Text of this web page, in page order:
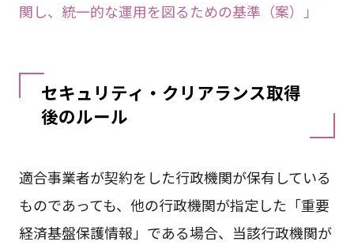
関し、統一的な運用を図るための基準（案）」
セキュリティ・クリアランス取得
後のルール
適合事業者が契約をした行政機関が保有している
ものであっても、他の行政機関が指定した「重要
経済基盤保護情報」である場合、当該行政機関が